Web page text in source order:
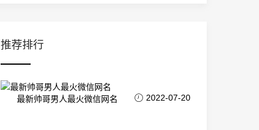
推荐排行
最新帅哥男人最火微信网名 2022-07-20